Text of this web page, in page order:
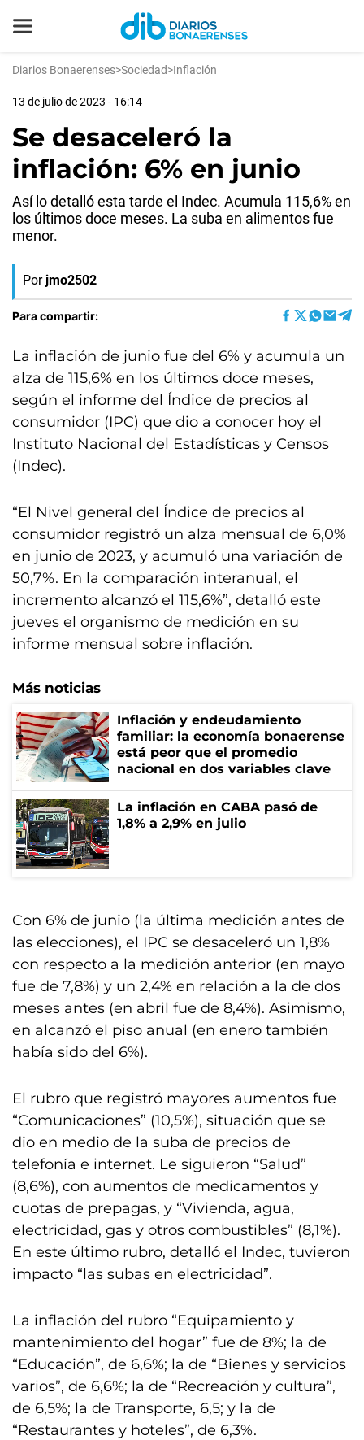
Diarios Bonaerenses>Sociedad>Inflación
13 de julio de 2023 - 16:14
Se desaceleró la
inflación: 6% en junio
Así lo detalló esta tarde el Indec. Acumula 115,6% en
los últimos doce meses. La suba en alimentos fue
menor.
Por jmo2502
Para compartir:
La inflación de junio fue del 6% y acumula un
alza de 115,6% en los últimos doce meses,
según el informe del Índice de precios al
consumidor (IPC) que dio a conocer hoy el
Instituto Nacional del Estadísticas y Censos
(Indec).
“El Nivel general del Índice de precios al
consumidor registró un alza mensual de 6,0%
en junio de 2023, y acumuló una variación de
50,7%. En la comparación interanual, el
incremento alcanzó el 115,6%”, detalló este
jueves el organismo de medición en su
informe mensual sobre inflación.
Más noticias
Inflación y endeudamiento
familiar: la economía bonaerense
está peor que el promedio
nacional en dos variables clave
La inflación en CABA pasó de
1,8% a 2,9% en julio
Con 6% de junio (la última medición antes de
las elecciones), el IPC se desaceleró un 1,8%
con respecto a la medición anterior (en mayo
fue de 7,8%) y un 2,4% en relación a la de dos
meses antes (en abril fue de 8,4%). Asimismo,
en alcanzó el piso anual (en enero también
había sido del 6%).
El rubro que registró mayores aumentos fue
“Comunicaciones” (10,5%), situación que se
dio en medio de la suba de precios de
telefonía e internet. Le siguieron “Salud”
(8,6%), con aumentos de medicamentos y
cuotas de prepagas, y “Vivienda, agua,
electricidad, gas y otros combustibles” (8,1%).
En este último rubro, detalló el Indec, tuvieron
impacto “las subas en electricidad”.
La inflación del rubro “Equipamiento y
mantenimiento del hogar” fue de 8%; la de
“Educación”, de 6,6%; la de “Bienes y servicios
varios”, de 6,6%; la de “Recreación y cultura”,
de 6,5%; la de Transporte, 6,5; y la de
“Restaurantes y hoteles”, de 6,3%.